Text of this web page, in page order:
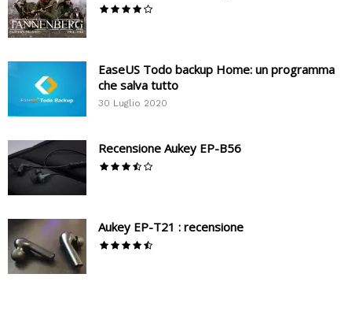
EaseUS Todo backup Home: un programma
che salva tutto
30 Luglio 2020
Recensione Aukey EP-B56
Aukey EP-T21 : recensione